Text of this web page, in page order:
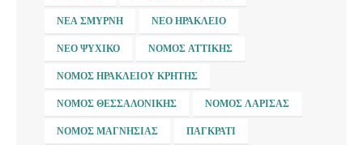
ΝΈΑ ΣΜΎΡΝΗ ΝΈΟ ΗΡΆΚΛΕΙΟ
ΝΈΟ ΨΥΧΙΚΌ ΝΟΜΌΣ ΑΤΤΙΚΉΣ
ΝΟΜΌΣ ΗΡΑΚΛΕΊΟΥ ΚΡΉΤΗΣ
ΝΟΜΌΣ ΘΕΣΣΑΛΟΝΊΚΗΣ ΝΟΜΌΣ ΛΆΡΙΣΑΣ
ΝΟΜΌΣ ΜΑΓΝΗΣΊΑΣ ΠΑΓΚΡΆΤΙ